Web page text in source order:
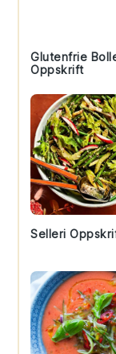
Glutenfrie
Oppskrift
Selleri